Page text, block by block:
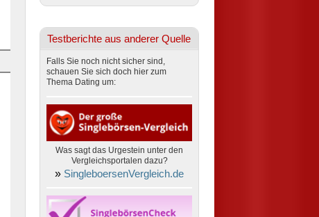
Testberichte aus anderer Quelle
Falls Sie noch nicht sicher sind,
schauen Sie sich doch hier zum
Thema Dating um:
Was sagt das Urgestein unter den
Vergleichsportalen dazu?
» SingleboersenVergleich.de